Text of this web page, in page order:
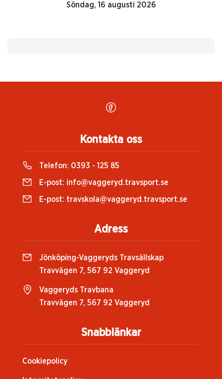
Söndag, 16 augusti 2026
Snabblänkar
Cookiepolicy
Kontakta oss
Telefon: 0393 - 125 85
E-post: info@vaggeryd.travsport.se
E-post: travskola@vaggeryd.travsport.se
Adress
Jönköping-Vaggeryds Travsällskap
Travvägen 7, 567 92 Vaggeryd
Vaggeryds Travbana
Travvägen 7, 567 92 Vaggeryd